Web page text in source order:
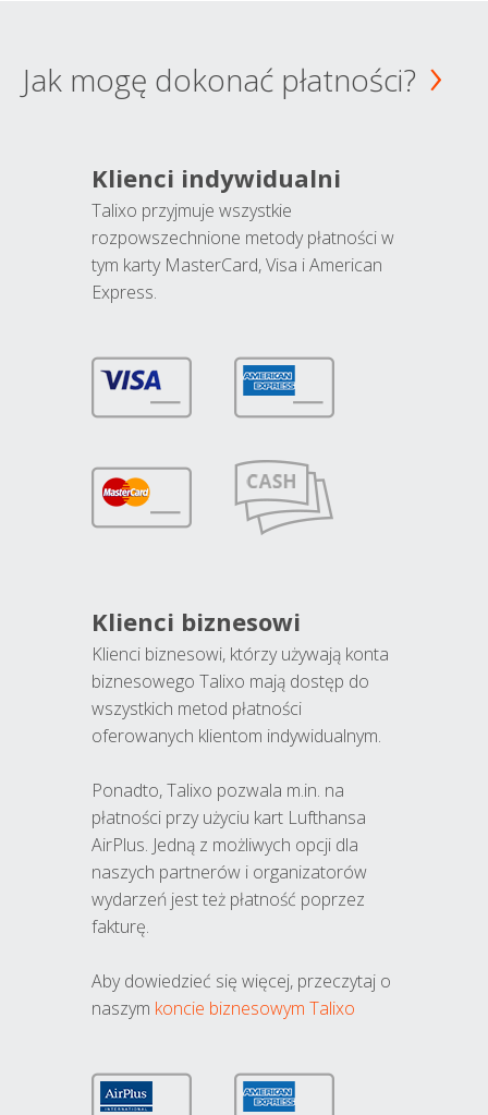
Jak mogę dokonać płatności?
Klienci indywidualni
Talixo przyjmuje wszystkie
rozpowszechnione metody płatności w
tym karty MasterCard, Visa i American
Express.
Klienci biznesowi
Klienci biznesowi, którzy używają konta
biznesowego Talixo mają dostęp do
wszystkich metod płatności
oferowanych klientom indywidualnym.
Ponadto, Talixo pozwala m.in. na
płatności przy użyciu kart Lufthansa
AirPlus. Jedną z możliwych opcji dla
naszych partnerów i organizatorów
wydarzeń jest też płatność poprzez
fakturę.
Aby dowiedzieć się więcej, przeczytaj o
naszym koncie biznesowym Talixo